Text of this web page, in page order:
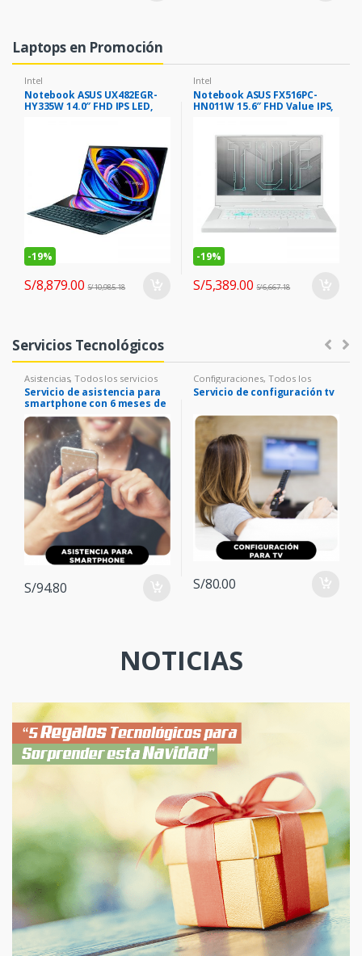
Laptops en Promoción
Intel
Notebook ASUS UX482EGR-
HY335W 14.0″ FHD IPS LED,
-19%
S/8,879.00 S/10,985.18
Intel
Notebook ASUS FX516PC-
HN011W 15.6″ FHD Value IPS,
-19%
S/5,389.00 S/6,667.18
Servicios Tecnológicos
Asistencias,Todos los servicios
Servicio de asistencia para
smartphone con 6 meses de
cobertura
S/94.80
Configuraciones, Todos los
servicios
Servicio de configuración tv
S/80.00
NOTICIAS